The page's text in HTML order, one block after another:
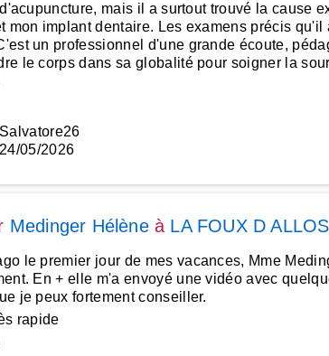
mais il a surtout trouvé la cause
mon implant dentaire. Les examens précis
un professionnel d'une grande écoute,
le corps dans sa globalité pour soigner la
Salvatore26
24/05/2026
Medinger Hélèneà LA FOUX D ALLOS
le premier jour de mes vacances, Mme
En + elle m'a envoyé une vidéo avec
je peux fortement conseiller.
rapide